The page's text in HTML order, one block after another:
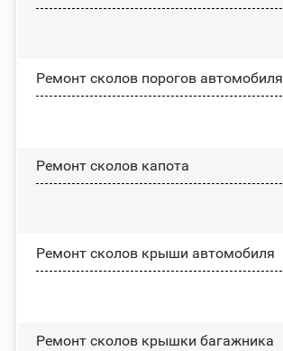
Ремонт сколов порогов автомобиля
Ремонт сколов капота
Ремонт сколов крыши автомобиля
Ремонт сколов крышки багажника